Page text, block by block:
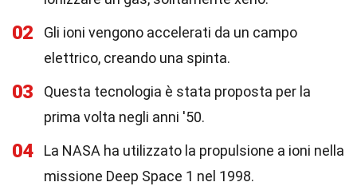
02
Gli ioni vengono accelerati da un campo
elettrico, creando una spinta.
03
Questa tecnologia è stata proposta per la
prima volta negli anni '50.
04
La NASA ha utilizzato la propulsione a ioni nella
missione Deep Space 1 nel 1998.